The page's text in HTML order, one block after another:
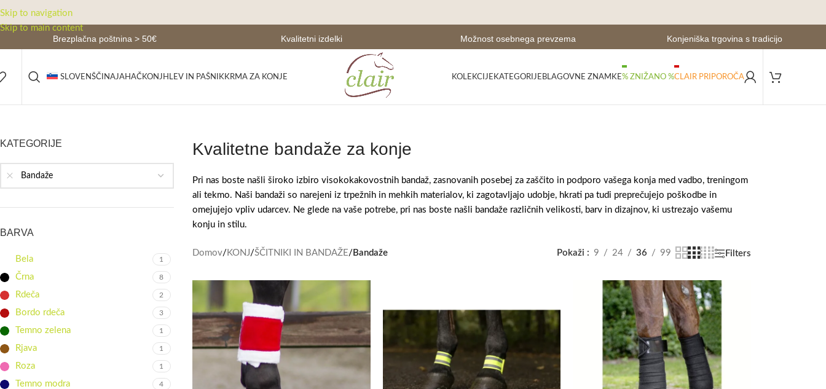
Skip to navigation
Skip to main content
Brezplačna poštnina > 50€ Kvalitetni izdelki Možnost osebnega prevzema Konjeniška trgovina s tradicijo
SLOVENŠČINAJAHAČKONJ HLEV IN PAŠNIK KRMA ZA KONJE KOLEKCIJE KATEGORIJE BLAGOVNE ZNAMKE% ZNIŽANO %CLAIR PRIPOROČA
KATEGORIJE
Bandaže
BARVA
Bela 1
Črna 8
Rdeča 2
Bordo rdeča 3
Temno zelena 1
Rjava 1
Roza 1
Temno modra 4
Kvalitetne bandaže za konje
Pri nas boste našli široko izbiro visokokakovostnih bandaž, zasnovanih posebej za zaščito in podporo vašega konja med vadbo, treningom
ali tekmo. Naši bandaži so narejeni iz trpežnih in mehkih materialov, ki zagotavljajo udobje, hkrati pa tudi preprečujejo poškodbe in
omejujejo vpliv udarcev. Ne glede na vaše potrebe, pri nas boste našli bandaže različnih velikosti, barv in dizajnov, ki ustrezajo vašemu
konju in stilu.
Domov/ KONJ/ŠČITNIKI IN BANDAŽE/ Bandaže Pokaži 9 24 36 99 Filters